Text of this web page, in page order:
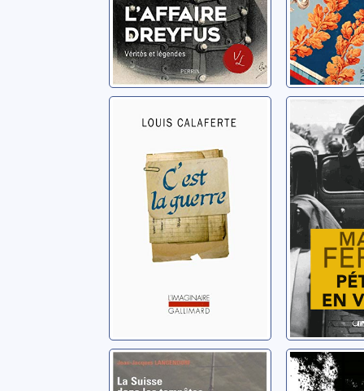
Pétain
Ferro, Marc
La Suisse dans
Le jour